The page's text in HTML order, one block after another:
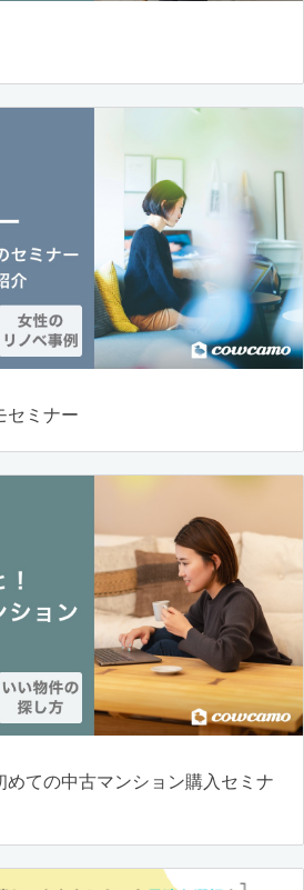
セミナー
めての中古マンション購入セミナ